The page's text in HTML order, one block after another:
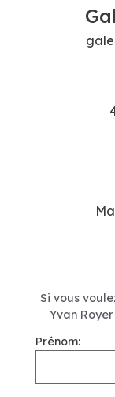
Si vous
Yvan
Prénom: